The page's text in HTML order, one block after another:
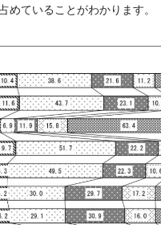
めていることがわかります。